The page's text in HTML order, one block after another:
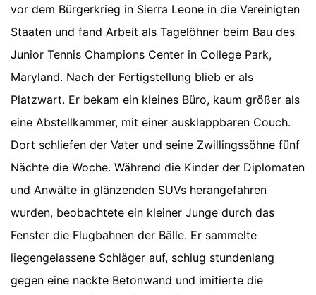
vor dem Bürgerkrieg in Sierra Leone in die Vereinigten
Staaten und fand Arbeit als Tagelöhner beim Bau des
Junior Tennis Champions Center in College Park,
Maryland. Nach der Fertigstellung blieb er als
Platzwart. Er bekam ein kleines Büro, kaum größer als
eine Abstellkammer, mit einer ausklappbaren Couch.
Dort schliefen der Vater und seine Zwillingssöhne fünf
Nächte die Woche. Während die Kinder der Diplomaten
und Anwälte in glänzenden SUVs herangefahren
wurden, beobachtete ein kleiner Junge durch das
Fenster die Flugbahnen der Bälle. Er sammelte
liegengelassene Schläger auf, schlug stundenlang
gegen eine nackte Betonwand und imitierte die